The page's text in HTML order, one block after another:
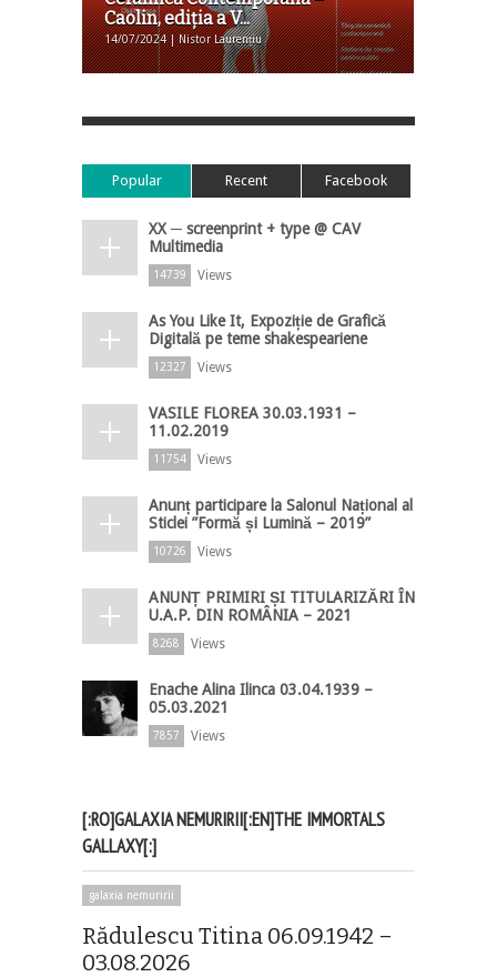
Caolin, ediţia a V...
14/07/2024 | Nistor Laurențiu
Popular Recent Facebook
XX ─ screenprint + type @ CAV
Multimedia
14739 Views
As You Like It, Expoziție de Grafică
Digitală pe teme shakespeariene
12327 Views
VASILE FLOREA 30.03.1931 –
11.02.2019
11754 Views
Anunț participare la Salonul Național al
Sticlei ”Formă și Lumină – 2019”
10726 Views
ANUNȚ PRIMIRI ȘI TITULARIZĂRI ÎN
U.A.P. DIN ROMÂNIA – 2021
8268 Views
Enache Alina Ilinca 03.04.1939 –
05.03.2021
7857 Views
[:RO]GALAXIA NEMURIRII[:EN]THE IMMORTALS
GALLAXY[:]
galaxia nemuririi
Rădulescu Titina 06.09.1942 –
03.08.2026